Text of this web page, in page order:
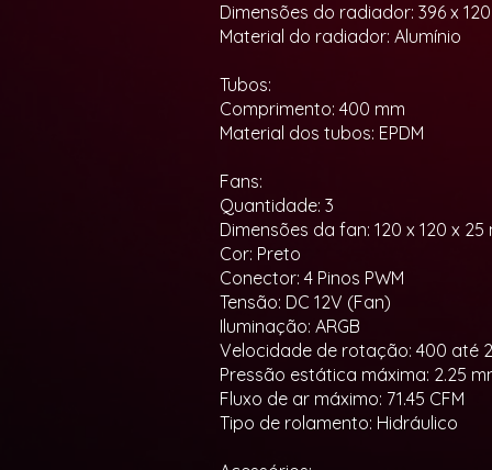
Dimensões do radiador: 396 x
Material do radiador: Alumínio
Tubos:
Comprimento: 400 mm
Material dos tubos: EPDM
Fans:
Quantidade: 3
Dimensões da fan: 120 x 120 x 25
Cor: Preto
Conector: 4 Pinos PWM
Tensão: DC 12V (Fan)
Iluminação: ARGB
Velocidade de rotação: 400 até
Pressão estática máxima: 2.25
Fluxo de ar máximo: 71.45 CFM
Tipo de rolamento: Hidráulico